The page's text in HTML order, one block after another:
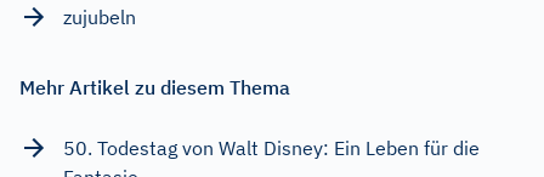
zujubeln
Mehr Artikel zu diesem Thema
50. Todestag von Walt Disney: Ein Leben für die